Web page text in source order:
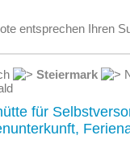
entsprechen Ihren
Steiermark
für